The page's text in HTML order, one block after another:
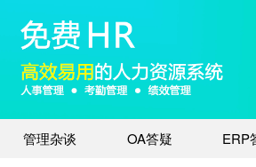
管理杂谈 OA答疑 ERP